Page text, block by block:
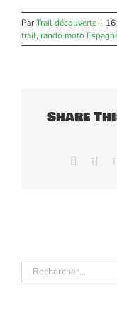
ParTrail découverte |
trail, rando moto
Share
Rechercher: